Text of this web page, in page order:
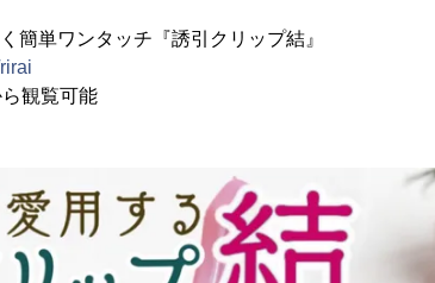
簡単ワンタッチ『誘引クリップ結』
観覧可能